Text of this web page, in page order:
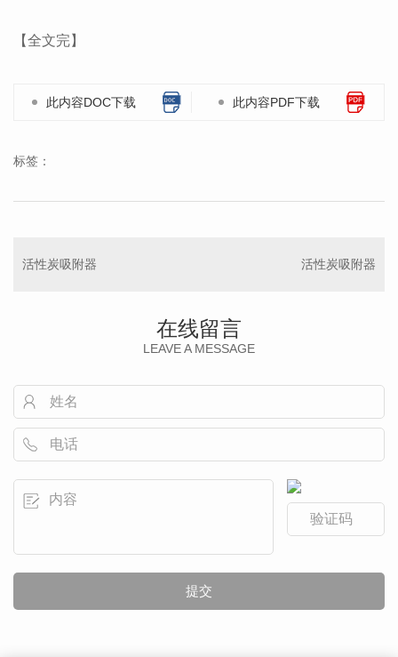
【全文完】
此内容DOC下载 此内容PDF下载
标签：
活性炭吸附器 活性炭吸附器
在线留言
LEAVE A MESSAGE